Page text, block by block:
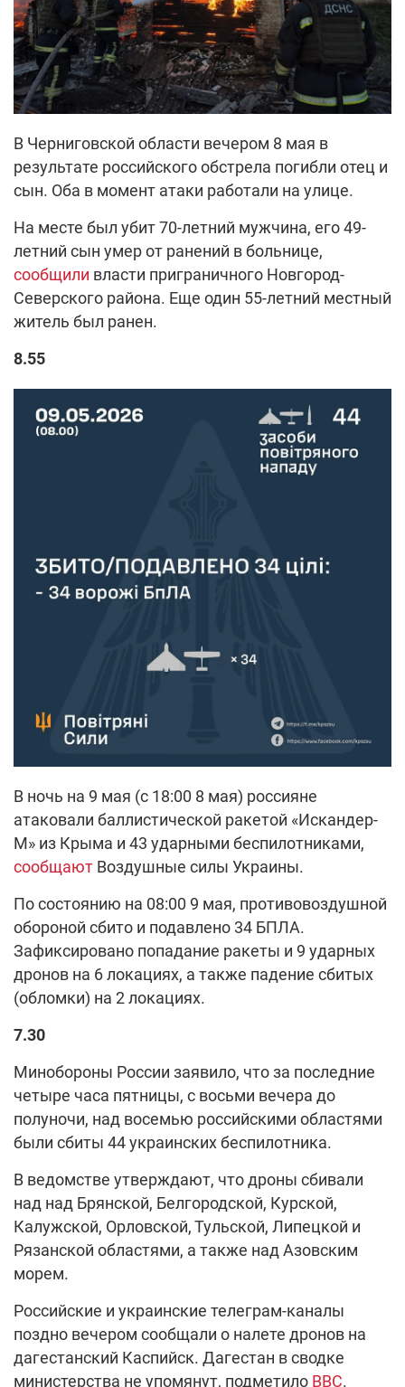
В Черниговской области вечером 8 мая в
результате российского обстрела погибли отец и
сын. Оба в момент атаки работали на улице.
На месте был убит 70-летний мужчина, его 49-
летний сын умер от ранений в больнице,
сообщили власти приграничного Новгород-
Северского района. Еще один 55-летний местный
житель был ранен.
8.55
В ночь на 9 мая (с 18:00 8 мая) россияне
атаковали баллистической ракетой «Искандер-
М» из Крыма и 43 ударными беспилотниками,
сообщают Воздушные силы Украины.
По состоянию на 08:00 9 мая, противовоздушной
обороной сбито и подавлено 34 БПЛА.
Зафиксировано попадание ракеты и 9 ударных
дронов на 6 локациях, а также падение сбитых
(обломки) на 2 локациях.
7.30
Минобороны России заявило, что за последние
четыре часа пятницы, с восьми вечера до
полуночи, над восемью российскими областями
были сбиты 44 украинских беспилотника.
В ведомстве утверждают, что дроны сбивали
над над Брянской, Белгородской, Курской,
Калужской, Орловской, Тульской, Липецкой и
Рязанской областями, а также над Азовским
морем.
Российские и украинские телеграм-каналы
поздно вечером сообщали о налете дронов на
дагестанский Каспийск. Дагестан в сводке
министерства не упомянут, подметило ВВС.